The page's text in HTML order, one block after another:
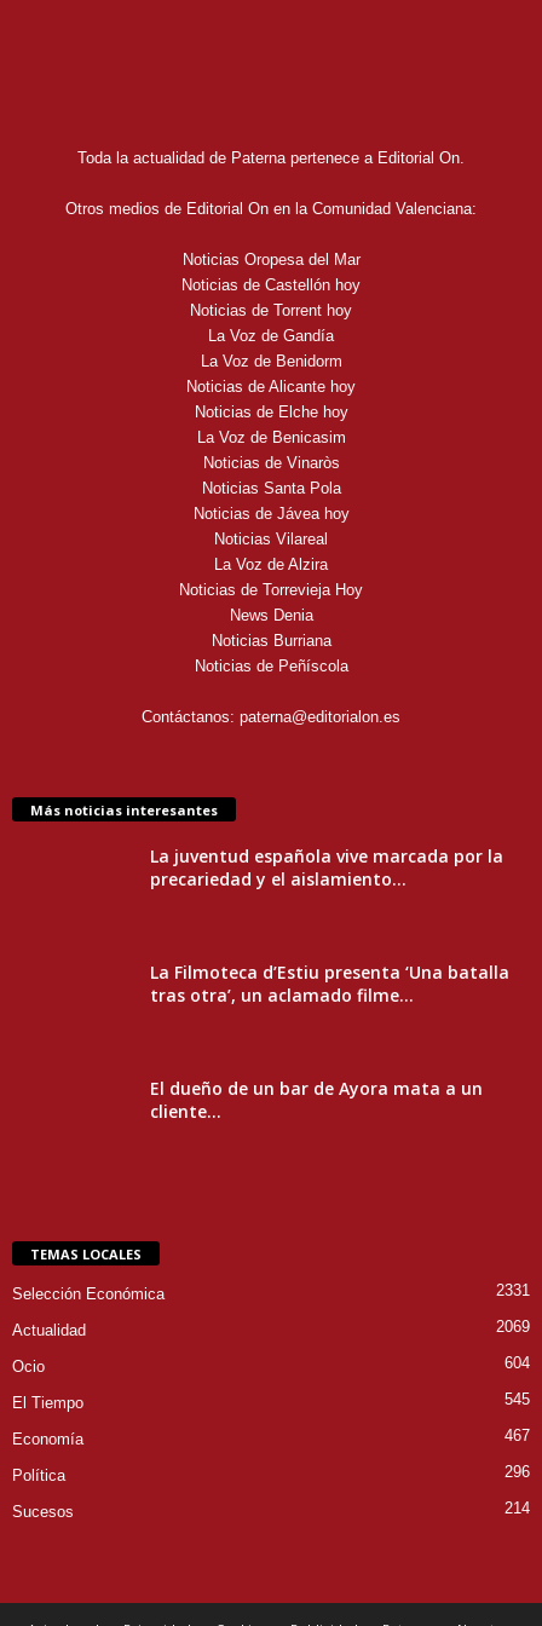
Toda la actualidad de Paterna pertenece a Editorial On.
Otros medios de Editorial On en la Comunidad Valenciana:
Noticias Oropesa del Mar
Noticias de Castellón hoy
Noticias de Torrent hoy
La Voz de Gandía
La Voz de Benidorm
Noticias de Alicante hoy
Noticias de Elche hoy
La Voz de Benicasim
Noticias de Vinaròs
Noticias Santa Pola
Noticias de Jávea hoy
Noticias Vilareal
La Voz de Alzira
Noticias de Torrevieja Hoy
News Denia
Noticias Burriana
Noticias de Peñíscola
Contáctanos: paterna@editorialon.es
Más noticias interesantes
La juventud española vive marcada por la
precariedad y el aislamiento...
La Filmoteca d’Estiu presenta ‘Una batalla
tras otra’, un aclamado filme...
El dueño de un bar de Ayora mata a un
cliente...
TEMAS LOCALES
Selección Económica 2331
Actualidad 2069
Ocio 604
El Tiempo 545
Economía 467
Política 296
Sucesos 214